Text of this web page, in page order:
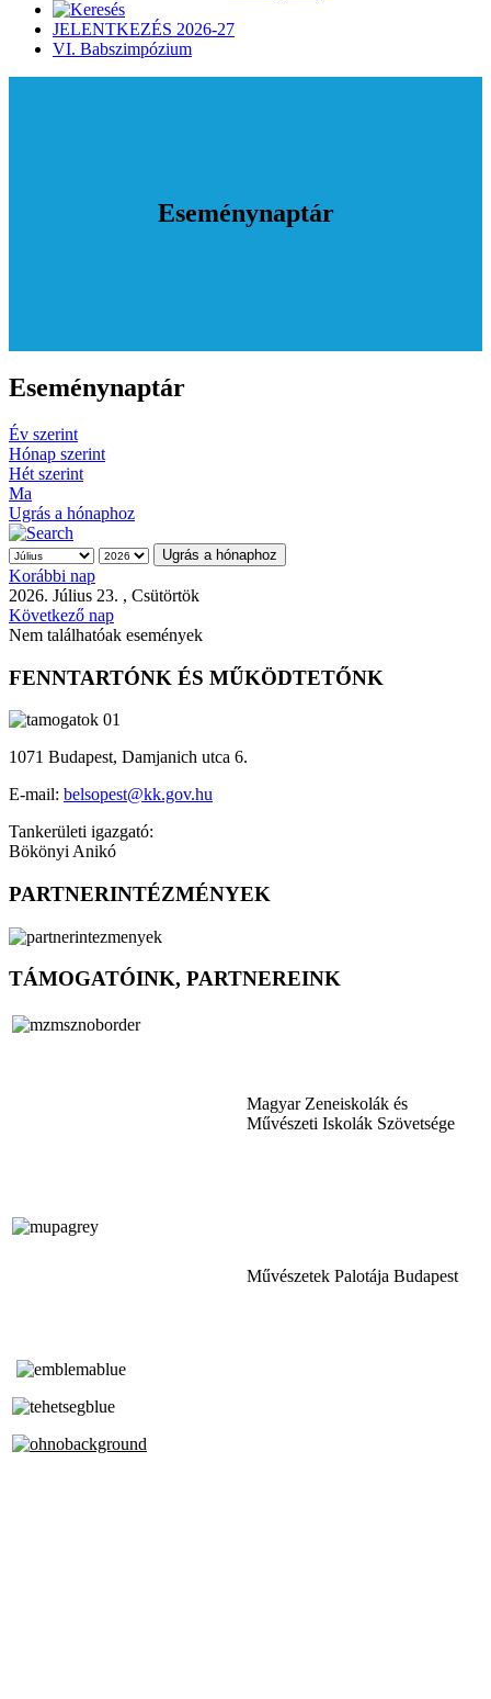
JELENTKEZÉS 2026-27
VI. Babszimpózium
Eseménynaptár
Eseménynaptár
Év szerint
Hónap szerint
Hét szerint
Ma
Ugrás a hónaphoz
Ugrás a hónaphoz
Korábbi nap
2026. Július 23. , Csütörtök
Következő nap
Nem találhatóak események
FENNTARTÓNK ÉS MŰKÖDTETŐNK
1071 Budapest, Damjanich utca 6.
E-mail: belsopest@kk.gov.hu
Tankerületi igazgató:
Bökönyi Anikó
PARTNERINTÉZMÉNYEK
TÁMOGATÓINK, PARTNEREINK
Magyar Zeneiskolák és
Művészeti Iskolák Szövetsége
Művészetek Palotája Budapest